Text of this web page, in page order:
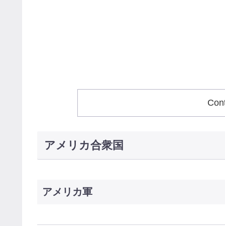
アメリカ合衆国
アメリカ軍